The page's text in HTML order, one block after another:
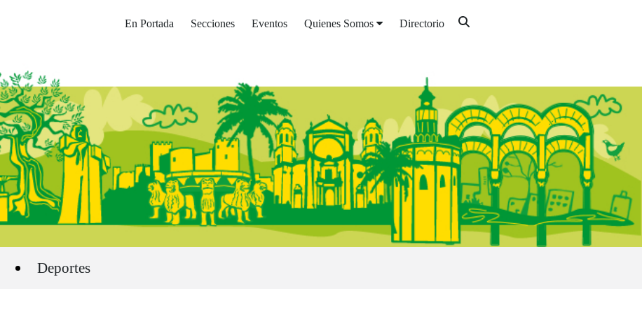
En Portada Secciones Eventos Quienes Somos Directorio
Deportes